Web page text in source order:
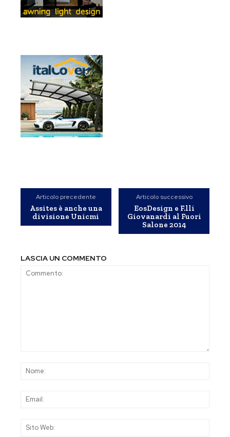
Articolo precedente
Assites è anche una
divisione Unicmi
Articolo successivo
EosDesign e F.lli
Giovanardi al Fuori
Salone 2014
LASCIA UN COMMENTO